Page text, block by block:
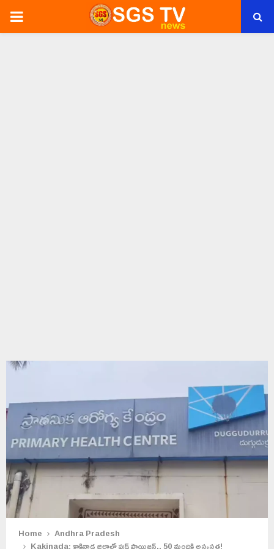
PRIMARY
Home
Andhra Pradesh
Kakinada: కాకినాడ జిల్లాలో ఫుడ్ పాయిజన్.. 50 మందికి అస్వస్థత!